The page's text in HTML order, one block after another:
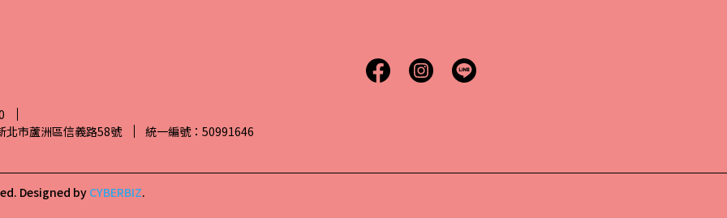
北市蘆洲區信義路58號
統一編號：50991646
Designed by CYBERBIZ.